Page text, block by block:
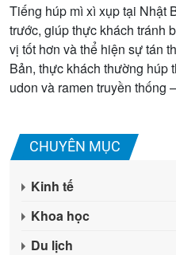
Tiếng húp mì xì xụp tại Nhật
trước, giúp thực khách tránh
vị tốt hơn và thể hiện sự tán
Bản, thực khách thường húp
udon và ramen truyền thống
CHUYÊN MỤC
Kinh tế
Khoa học
Du lịch